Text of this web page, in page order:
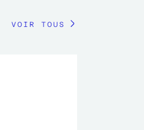
VOIR TOUS